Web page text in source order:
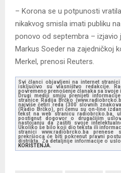
– Korona se u potpunosti
nikakvog smisla imati publiku
ponovo od septembra – izjavio
Markus Soeder na zajedničkoj
Merkel, prenosi Reuters.
Svi članci objavljeni na internet stranici
isključivo su vlasništvo redakcije.
povremeno prenošenje članaka sa svoje
Drugi mediji smiju prenijeti
stranice Radija Brčko
najviše četiri reda (300 slovnih
(Radio Brčko), pri čemu su on-line
tekst na web stranicu radiobrcko.ba,
postignut dogovor o drugačijim
nastojanju da zaštiti svoje
Ukoliko se bilo koji dio teksta ili
stranici www.radiobrcko.ba
prekršioca će biti pokrenut pravni
distrikta. Za detaljnije informacije o
KORIŠTENJA.